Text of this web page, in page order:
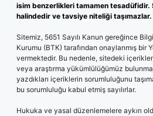
isim benzerlikleri tamamen
halindedir ve tavsiye niteliği taşımazlar.
Sitemiz, 5651 Sayılı Kanun gereğince
Kurumu (BTK) tarafından onaylanmış bir
vermektedir. Bu nedenle, sitedeki
veya araştırma yükümlülüğümüz
yazdıkları içeriklerin sorumluluğunu
bu sorumluluğu kabul etmiş sayılırlar.
Hukuka ve yasal düzenlemelere aykırı